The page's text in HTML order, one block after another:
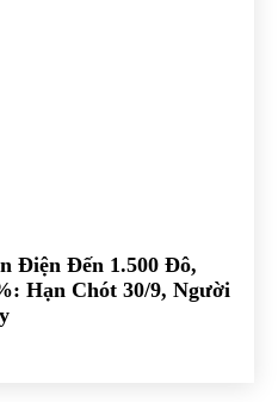
Điện Đến 1.500 Đô,
Hạn Chót 30/9, Người